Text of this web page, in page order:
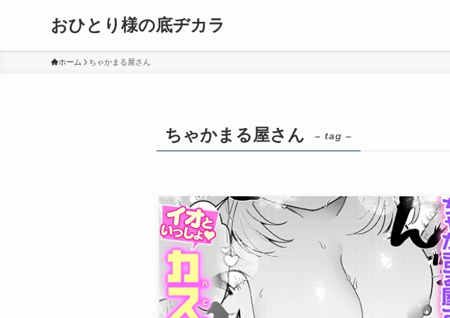
おひとり様の底ヂカラ
ホーム ちゃかまる屋さん
ちゃかまる屋さん – tag –